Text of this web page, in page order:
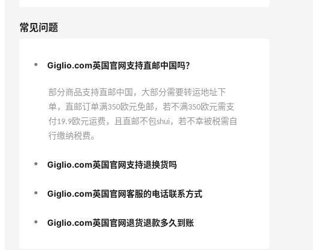
常见问题
Giglio.com英国官网支持直邮中国吗？
部分商品支持直邮中国，大部分需要转运地址下
单，直邮订单满350欧元免邮，若不满350欧元需支
付19.9欧元运费，且直邮不包shui，若不幸被税需自
行缴纳税费。
Giglio.com英国官网支持退换货吗
Giglio.com英国官网客服的电话联系方式
Giglio.com英国官网退货退款多久到账